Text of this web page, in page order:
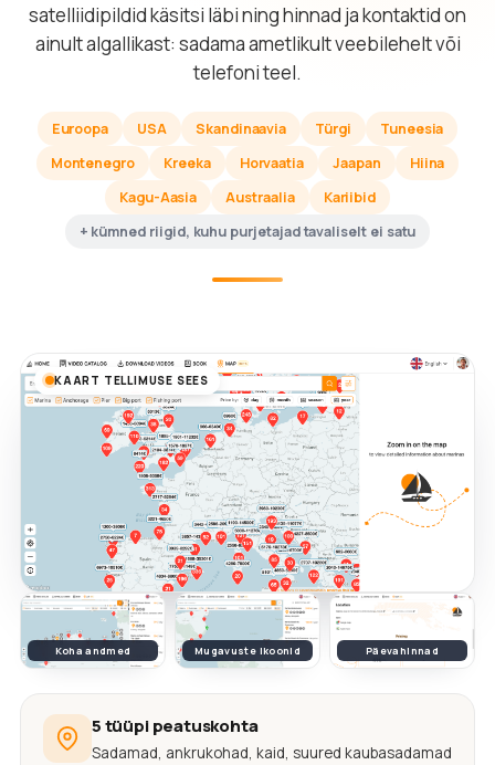
satelliidipildid käsitsi läbi ning hinnad ja kontaktid on
ainult algallikast: sadama ametlikult veebilehelt või
telefoni teel.
Euroopa USA Skandinaavia Türgi
Tuneesia
Montenegro
Kreeka Horvaatia Jaapan
Hiina
Kagu-Aasia
Austraalia
Kariibid
+ kümned riigid, kuhu purjetajad tavaliselt ei satu
KAART TELLIMUSE SEES
Koha andmed Mugavuste ikoonid Päevahinnad
5 tüüpi peatuskohta
Sadamad, ankrukohad, kaid, suured kaubasadamad